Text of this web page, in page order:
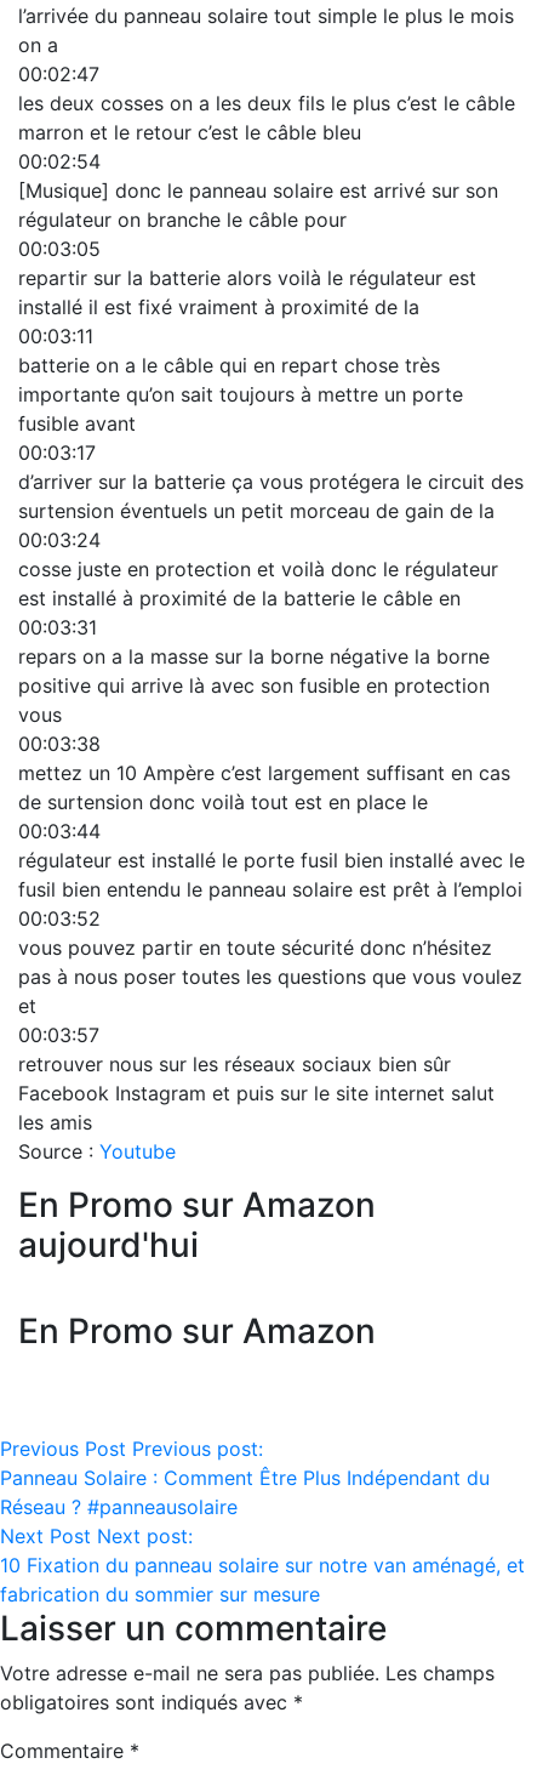
l’arrivée du panneau solaire tout simple le plus le mois
on a
00:02:47
les deux cosses on a les deux fils le plus c’est le câble
marron et le retour c’est le câble bleu
00:02:54
[Musique] donc le panneau solaire est arrivé sur son
régulateur on branche le câble pour
00:03:05
repartir sur la batterie alors voilà le régulateur est
installé il est fixé vraiment à proximité de la
00:03:11
batterie on a le câble qui en repart chose très
importante qu’on sait toujours à mettre un porte
fusible avant
00:03:17
d’arriver sur la batterie ça vous protégera le circuit des
surtension éventuels un petit morceau de gain de la
00:03:24
cosse juste en protection et voilà donc le régulateur
est installé à proximité de la batterie le câble en
00:03:31
repars on a la masse sur la borne négative la borne
positive qui arrive là avec son fusible en protection
vous
00:03:38
mettez un 10 Ampère c’est largement suffisant en cas
de surtension donc voilà tout est en place le
00:03:44
régulateur est installé le porte fusil bien installé avec le
fusil bien entendu le panneau solaire est prêt à l’emploi
00:03:52
vous pouvez partir en toute sécurité donc n’hésitez
pas à nous poser toutes les questions que vous voulez
et
00:03:57
retrouver nous sur les réseaux sociaux bien sûr
Facebook Instagram et puis sur le site internet salut
les amis
Source : Youtube
En Promo sur Amazon
aujourd'hui
En Promo sur Amazon
Navigation
de
l’article
Previous Post Previous post:
Panneau Solaire : Comment Être Plus Indépendant du
Réseau ? #panneausolaire
Next Post Next post:
10 Fixation du panneau solaire sur notre van aménagé, et
fabrication du sommier sur mesure
Laisser un commentaire
Votre adresse e-mail ne sera pas publiée. Les champs
obligatoires sont indiqués avec *
Commentaire *